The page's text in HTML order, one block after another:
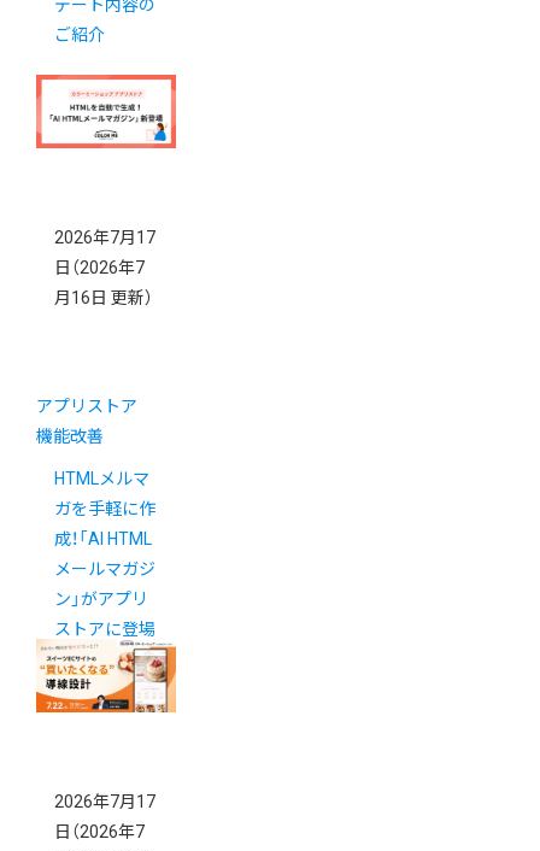
デート内容の
ご紹介
2026年7月17
日 （2026年7
月16日 更新）
アプリストア
機能改善
HTMLメルマ
ガを手軽に作
成！「AI HTML
メールマガジ
ン」がアプリ
ストアに登場
2026年7月17
日 （2026年7